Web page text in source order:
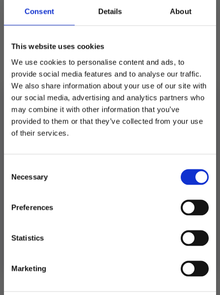
Consent Details About
This website uses cookies
We use cookies to personalise content and ads, to
provide social media features and to analyse our traffic.
We also share information about your use of our site with
our social media, advertising and analytics partners who
may combine it with other information that you’ve
provided to them or that they’ve collected from your use
of their services.
Selection
Necessary
Preferences
Statistics
Marketing
Flotte små klyper i rødt.
24 stk i pakken.
På lager
små,
rød
-
24
stk
antall
LEGG I HANDLEKURV
Produktnummer:109091
Kategorier:Bordpynt
Stikkord: Jul ,Liverpool
MELD DEG PÅ NYHETSBREVET